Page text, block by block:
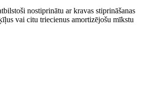
nostiprinātu ar kravas stiprināšanas
vai citu triecienus amortizējošu mīkstu